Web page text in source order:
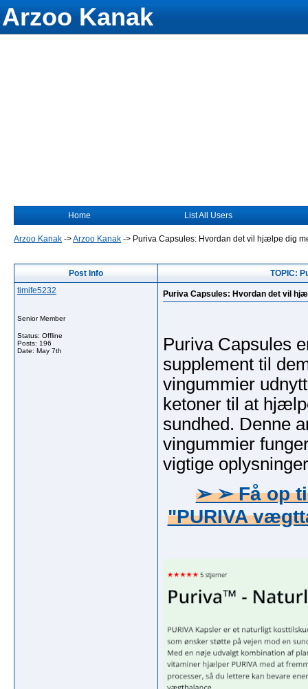
Arzoo Kanak
Home List All Users
Arzoo Kanak ->Arzoo Kanak -> Puriva Capsules: Hvordan det vil hjælpe dig
Post Info
TOPIC:
timife5232
Senior Member
Status: Offline
Posts: 196
Date: May 7th
Puriva Capsules: Hvordan det vil
Puriva Capsules
supplement til
vingummier
ketoner til at
sundhed. Denne
vingummier
vigtige
➢ ➢ Få op
"PURIVA